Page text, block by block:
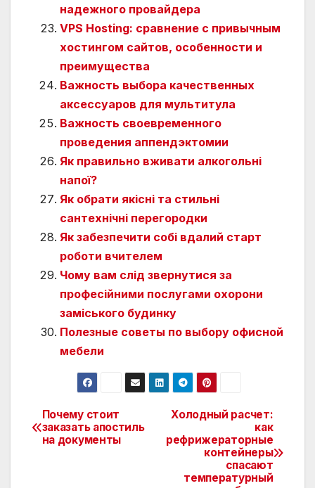
надежного провайдера
VPS Hosting: сравнение с привычным
хостингом сайтов, особенности и
преимущества
Важность выбора качественных
аксессуаров для мультитула
Важность своевременного
проведения аппендэктомии
Як правильно вживати алкогольні
напої?
Як обрати якісні та стильні
сантехнічні перегородки
Як забезпечити собі вдалий старт
роботи вчителем
Чому вам слід звернутися за
професійними послугами охорони
заміського будинку
Полезные советы по выбору офисной
мебели
Навигация
по
Холодный расчет:
как
рефрижераторные
контейнеры
спасают
температурный
Почему стоит
заказать апостиль
на документы